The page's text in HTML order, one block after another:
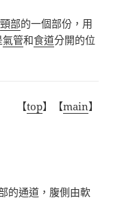
頸部的一個部份，用
氣管和食道分開的位
【top】【main】
的通道，腹側由軟